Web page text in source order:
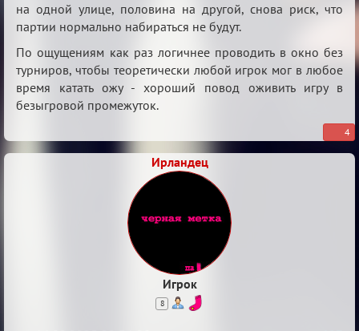
на одной улице, половина на другой, снова риск, что
партии нормально набираться не будут.
По ощущениям как раз логичнее проводить в окно без
турниров, чтобы теоретически любой игрок мог в любое
время катать ожу - хороший повод оживить игру в
безыгровой промежуток.
4
Ирландец
Игрок
8